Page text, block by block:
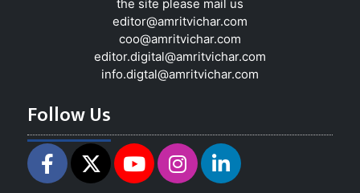
the site please mail us
editor@amritvichar.com
coo@amritvichar.com
editor.digital@amritvichar.com
info.digtal@amritvichar.com
Follow Us